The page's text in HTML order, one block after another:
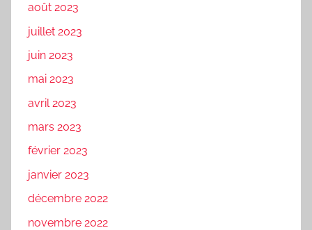
août 2023
juillet 2023
juin 2023
mai 2023
avril 2023
mars 2023
février 2023
janvier 2023
décembre 2022
novembre 2022